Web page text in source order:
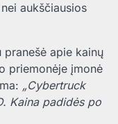
aukščiausios
pranešė apie kainų
priemonėje įmonė
„Cybertruck
Kaina padidės po